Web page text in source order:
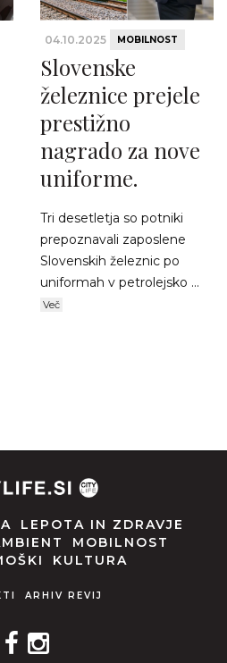
04.10.2025 MOBILNOST
Slovenske
železnice prejele
prestižno
nagrado za nove
uniforme.
Tri desetletja so potniki
prepoznavali zaposlene
Slovenskih železnic po
uniformah v petrolejsko ...
Več
LEPOTA IN ZDRAVJE
MOBILNOST
KULTURA
ARHIV REVIJ